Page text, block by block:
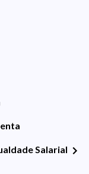
Salarial